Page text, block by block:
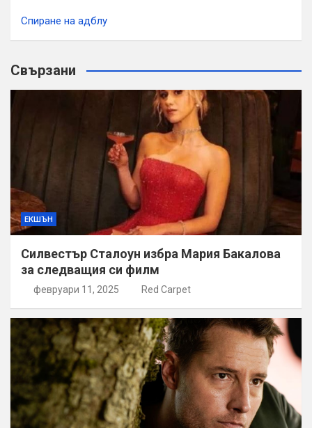
Спиране на адблу
Свързани
ЕКШЪН
Силвестър Сталоун избра Мария Бакалова
за следващия си филм
февруари 11, 2025 Red Carpet